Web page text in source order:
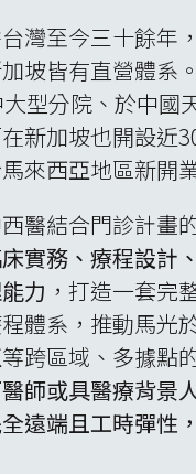
灣至今三十餘年
坡皆有直營體系
型分院、於中國
新加坡也開設近
來西亞地區新開
醫結合門診計畫
實務、療程設計
力 ，打造一套完
體系，推動馬光
跨區域、多據點
師或具醫療背景
遠端且工時彈性